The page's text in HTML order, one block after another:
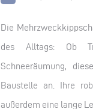
Die
des Alltags: Ob
Schneeräumung,
Baustelle an. Ihre
außerdem eine lange